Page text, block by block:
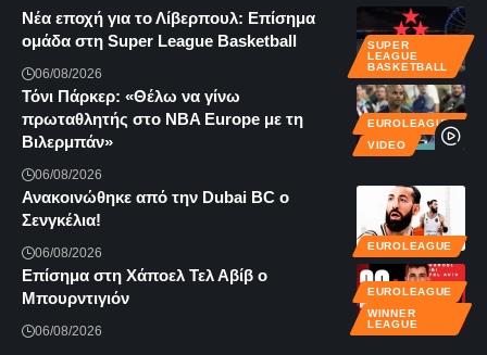
SUPER
LEAGUE
BASKETBALL
Νέα εποχή για το Λίβερπουλ: Επίσημα
ομάδα στη Super League Basketball
06/08/2026
EUROLEAGUE
VIDEO
Τόνι Πάρκερ: «Θέλω να γίνω
πρωταθλητής στο NBA Europe με τη
Βιλερμπάν»
06/08/2026
EUROLEAGUE
Ανακοινώθηκε από την Dubai BC ο
Σενγκέλια!
06/08/2026
EUROLEAGUE
WINNER
LEAGUE
Επίσημα στη Χάποελ Τελ Αβίβ ο
Μπουρντιγιόν
06/08/2026